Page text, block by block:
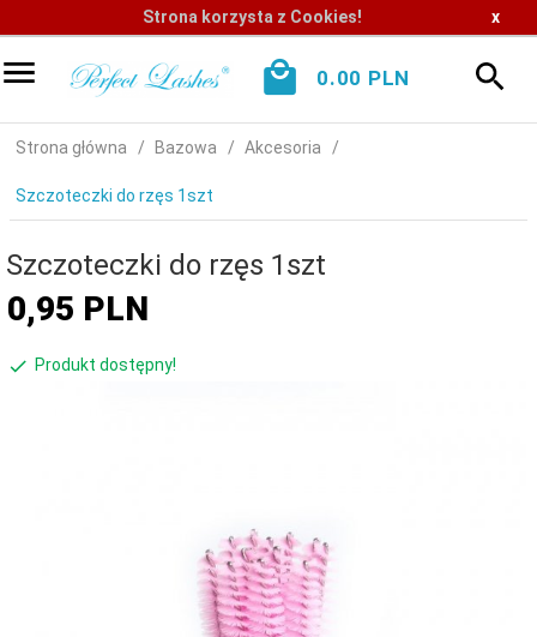
Strona korzysta z Cookies! x
0.00 PLN
Strona główna Bazowa Akcesoria
Szczoteczki do rzęs 1szt
Szczoteczki do rzęs 1szt
0,95 PLN
Produkt dostępny!